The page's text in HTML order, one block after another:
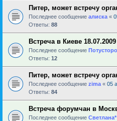
Питер, может встречу
Последнее сообщение алиска «
Ответы: 88
Встреча в Киеве 18.07.2009
Последнее сообщение
Ответы: 12
Питер, может встречу
Последнее сообщение zima « 05
Ответы: 84
Встреча форумчан в
Последнее сообщение Светлана*